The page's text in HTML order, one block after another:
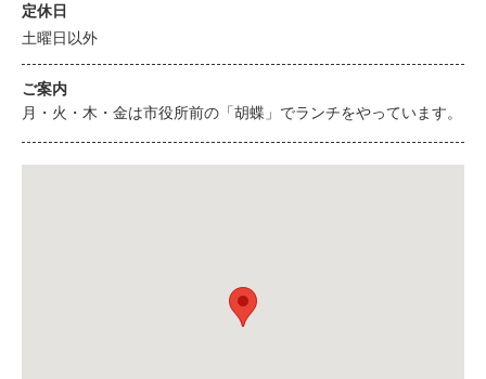
定休日
土曜日以外
ご案内
月・火・木・金は市役所前の「胡蝶」でランチをやっています。